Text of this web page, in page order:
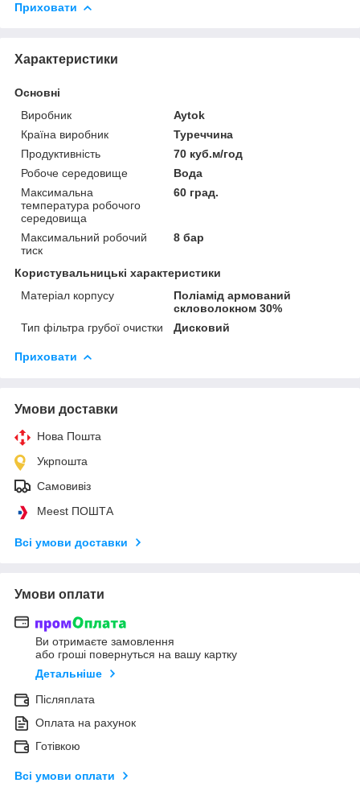
Приховати
Характеристики
Основні
Виробник
Aytok
Країна виробник
Туреччина
Продуктивність
70 куб.м/год
Робоче середовище
Вода
Максимальна
температура робочого
середовища
60 град.
Максимальний робочий
тиск
8 бар
Користувальницькі характеристики
Матеріал корпусу
Поліамід армований
скловолокном 30%
Тип фільтра грубої очистки
Дисковий
Приховати
Умови доставки
Нова Пошта
Укрпошта
Самовивіз
Meest ПОШТА
Всі умови доставки
Умови оплати
Ви отримаєте замовлення
або гроші повернуться на вашу картку
Детальніше
Післяплата
Оплата на рахунок
Готівкою
Всі умови оплати